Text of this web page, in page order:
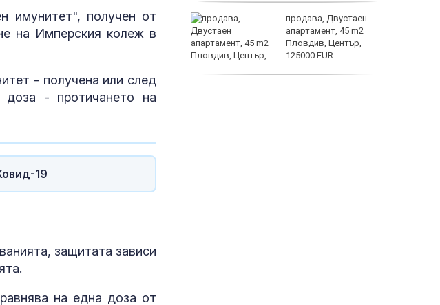
имунитет", получен от
на Имперския колеж в
- получена или след
доза - протичането на
19
защитата зависи
на една доза от
Десет пострадали с
тротинетки потърсиха
продава, Двустаен
апартамент, 45 m2
Пловдив, Център,
125000 EUR